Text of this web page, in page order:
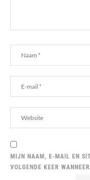
MIJN NAAM, E-MAIL EN
VOLGENDE KEER